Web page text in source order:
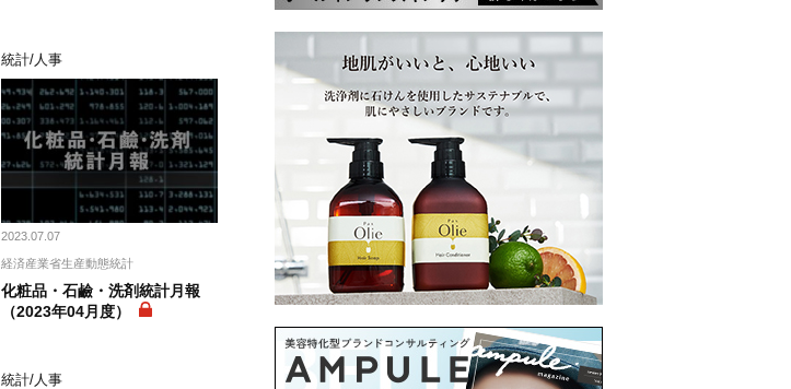
統計/人事
2023.07.07
経済産業省生産動態統計
化粧品・石鹼・洗剤統計月報
（2023年04月度）
統計/人事